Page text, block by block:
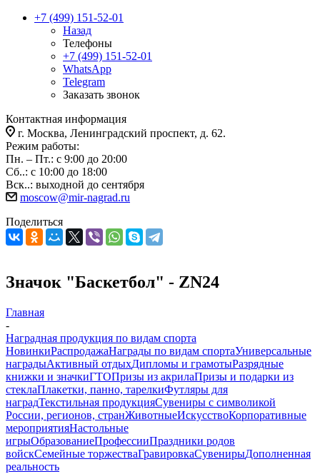
+7 (499) 151-52-01
Назад
Телефоны
+7 (499) 151-52-01
WhatsApp
Telegram
Заказать звонок
Контактная информация
г. Москва, Ленинградский проспект, д. 62.
Режим работы:
Пн. – Пт.: с 9:00 до 20:00
Сб..: с 10:00 до 18:00
Вск..: выходной до сентября
moscow@mir-nagrad.ru
Поделиться
Значок "Баскетбол" - ZN24
Главная
-
Наградная продукция по видам спорта
НовинкиРаспродажаНаграды по видам спортаУниверсальные
наградыАктивный отдыхДипломы и грамотыРазрядные
книжки и значкиГТОПризы из акрилаПризы и подарки из
стеклаПлакетки, панно, тарелкиФутляры для
наградТекстильная продукцияСувениры с символикой
России, регионов, странЖивотныеИскусствоКорпоративные
мероприятияНастольные
игрыОбразованиеПрофессииПраздники родов
войскСемейные торжестваГравировкаСувенирыДополненная
реальность